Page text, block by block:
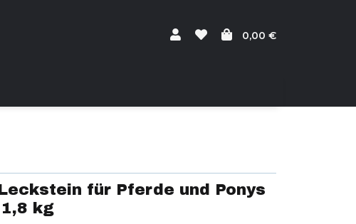
0,00 €
für Pferde und Ponys
kg